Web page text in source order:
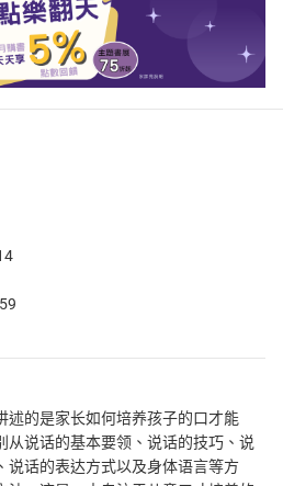
述的是家长如何培养孩子的口才能
从说话的基本要领、说话的技巧、说
说话的表达方式以及身体语言等方